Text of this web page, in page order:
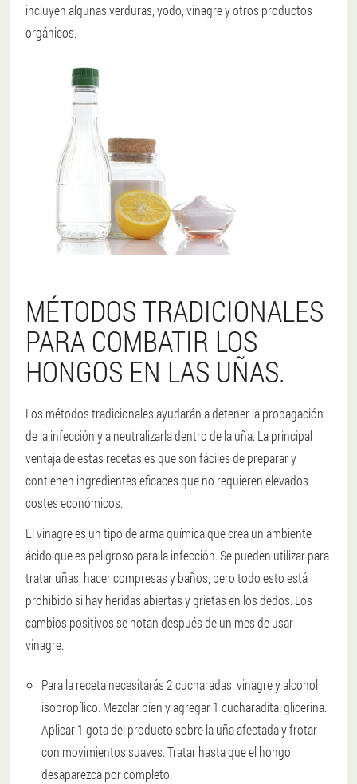
incluyen algunas verduras, yodo, vinagre y otros productos
orgánicos.
MÉTODOS TRADICIONALES
PARA COMBATIR LOS
HONGOS EN LAS UÑAS.
Los métodos tradicionales ayudarán a detener la propagación
de la infección y a neutralizarla dentro de la uña. La principal
ventaja de estas recetas es que son fáciles de preparar y
contienen ingredientes eficaces que no requieren elevados
costes económicos.
El vinagre es un tipo de arma química que crea un ambiente
ácido que es peligroso para la infección. Se pueden utilizar para
tratar uñas, hacer compresas y baños, pero todo esto está
prohibido si hay heridas abiertas y grietas en los dedos. Los
cambios positivos se notan después de un mes de usar
vinagre.
Para la receta necesitarás 2 cucharadas. vinagre y alcohol
isopropílico. Mezclar bien y agregar 1 cucharadita. glicerina.
Aplicar 1 gota del producto sobre la uña afectada y frotar
con movimientos suaves. Tratar hasta que el hongo
desaparezca por completo.